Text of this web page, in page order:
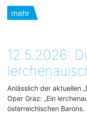
mehr
12.5.2026:
Anlässlich der aktuellen
Oper Graz: „Ein
österreichischen